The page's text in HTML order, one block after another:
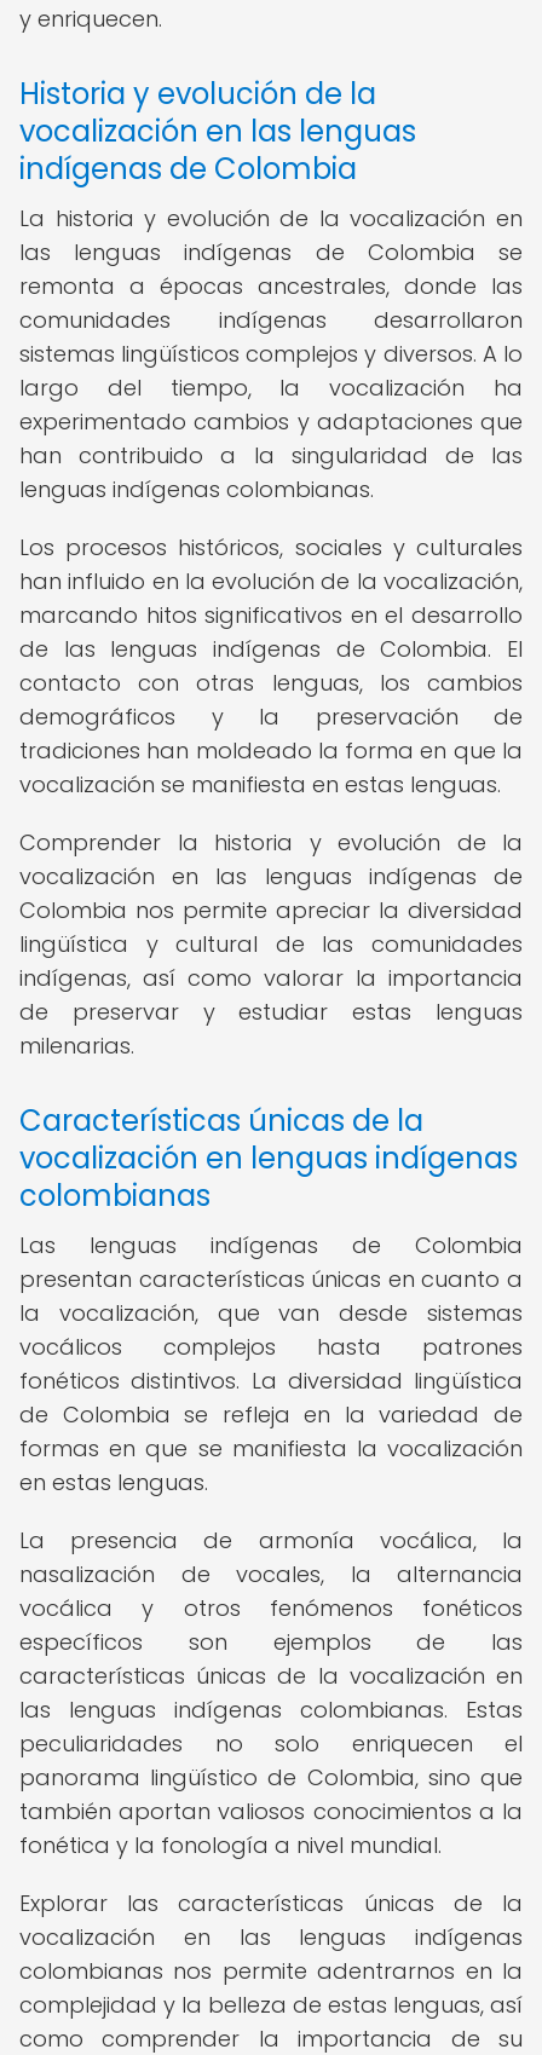
y enriquecen.
Historia y evolución de la
vocalización en las lenguas
indígenas de Colombia
La historia y evolución de la vocalización en
las lenguas indígenas de Colombia se
remonta a épocas ancestrales, donde las
comunidades indígenas desarrollaron
sistemas lingüísticos complejos y diversos. A lo
largo del tiempo, la vocalización ha
experimentado cambios y adaptaciones que
han contribuido a la singularidad de las
lenguas indígenas colombianas.
Los procesos históricos, sociales y culturales
han influido en la evolución de la vocalización,
marcando hitos significativos en el desarrollo
de las lenguas indígenas de Colombia. El
contacto con otras lenguas, los cambios
demográficos y la preservación de
tradiciones han moldeado la forma en que la
vocalización se manifiesta en estas lenguas.
Comprender la historia y evolución de la
vocalización en las lenguas indígenas de
Colombia nos permite apreciar la diversidad
lingüística y cultural de las comunidades
indígenas, así como valorar la importancia
de preservar y estudiar estas lenguas
milenarias.
Características únicas de la
vocalización en lenguas indígenas
colombianas
Las lenguas indígenas de Colombia
presentan características únicas en cuanto a
la vocalización, que van desde sistemas
vocálicos complejos hasta patrones
fonéticos distintivos. La diversidad lingüística
de Colombia se refleja en la variedad de
formas en que se manifiesta la vocalización
en estas lenguas.
La presencia de armonía vocálica, la
nasalización de vocales, la alternancia
vocálica y otros fenómenos fonéticos
específicos son ejemplos de las
características únicas de la vocalización en
las lenguas indígenas colombianas. Estas
peculiaridades no solo enriquecen el
panorama lingüístico de Colombia, sino que
también aportan valiosos conocimientos a la
fonética y la fonología a nivel mundial.
Explorar las características únicas de la
vocalización en las lenguas indígenas
colombianas nos permite adentrarnos en la
complejidad y la belleza de estas lenguas, así
como comprender la importancia de su